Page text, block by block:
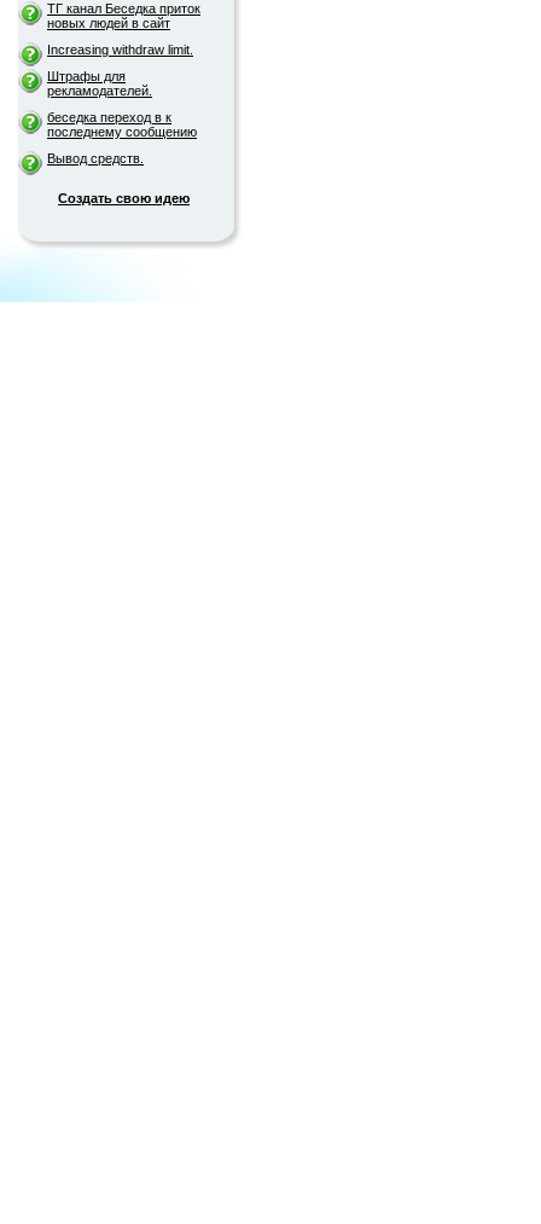
ТГ канал Беседка приток
новых людей в сайт
Increasing withdraw limit.
Штрафы для
рекламодателей.
беседка переход в к
последнему сообщению
Вывод средств.
Создать свою идею